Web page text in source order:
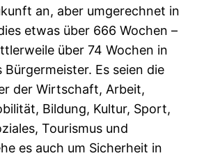
an, aber umgerechnet in
etwas über 666 Wochen –
über 74 Wochen in
Bürgermeister. Es seien die
der Wirtschaft, Arbeit,
Bildung, Kultur, Sport,
Tourismus und
es auch um Sicherheit in